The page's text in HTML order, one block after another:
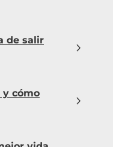
de salir
y cómo